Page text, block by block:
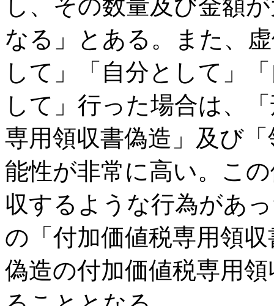
し、その数量及び金額
なる」とある。また、
して」「自分として」
して」行った場合は、
専用領収書偽造」及び
能性が非常に高い。こ
収するような行為があ
の「付加価値税専用領
偽造の付加価値税専用